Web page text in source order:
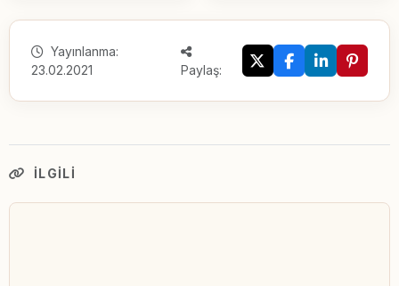
Yayınlanma:
23.02.2021
Paylaş:
İLGILI